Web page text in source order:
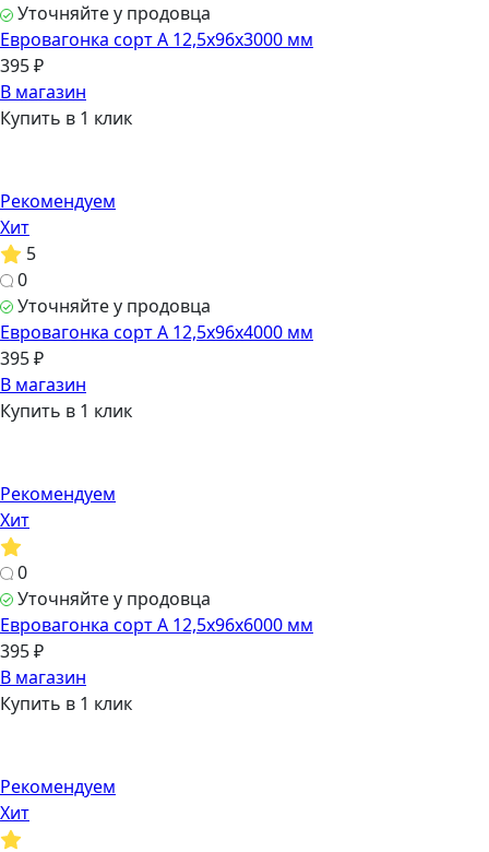
Уточняйте у продовца
Евровагонка сорт А 12,5х96х3000 мм
395 ₽
В магазин
Купить в 1 клик
Рекомендуем
Хит
5
0
Уточняйте у продовца
Евровагонка сорт А 12,5х96х4000 мм
395 ₽
В магазин
Купить в 1 клик
Рекомендуем
Хит
0
Уточняйте у продовца
Евровагонка сорт А 12,5х96х6000 мм
395 ₽
В магазин
Купить в 1 клик
Рекомендуем
Хит